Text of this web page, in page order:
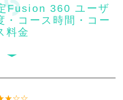
Fusion 360 ユーザ
・コース時間・コー
料金